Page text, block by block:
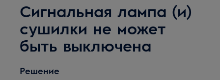
Сигнальная лампа (и)
сушилки не может
быть выключена
Решение